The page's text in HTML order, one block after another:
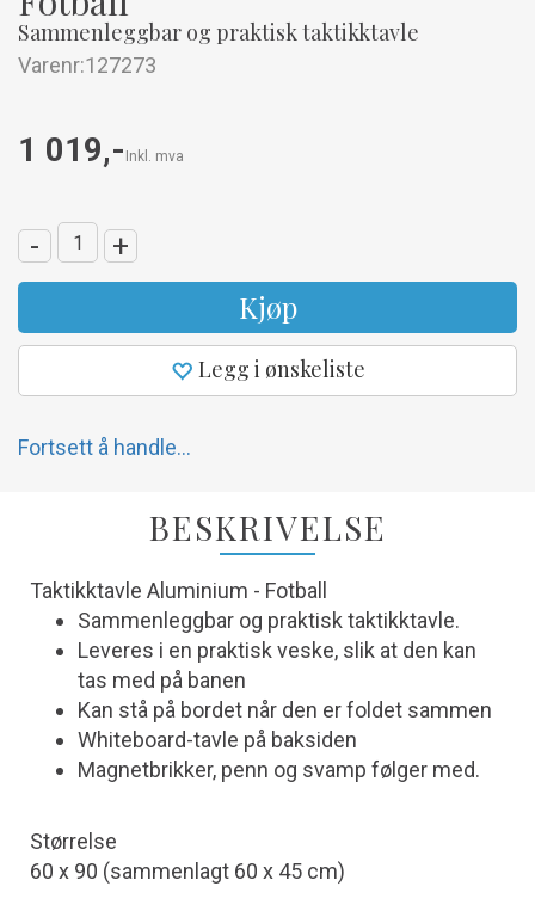
Sammenleggbar og praktisk taktikktavle
Varenr:127273
1 019,- Inkl. mva
- +
Kjøp
Legg i ønskeliste
Fortsett å handle...
BESKRIVELSE
Taktikktavle Aluminium - Fotball
Sammenleggbar og praktisk taktikktavle.
Leveres i en praktisk veske, slik at den kan
tas med på banen
Kan stå på bordet når den er foldet sammen
Whiteboard-tavle på baksiden
Magnetbrikker, penn og svamp følger med.
Størrelse
60 x 90 (sammenlagt 60 x 45 cm)